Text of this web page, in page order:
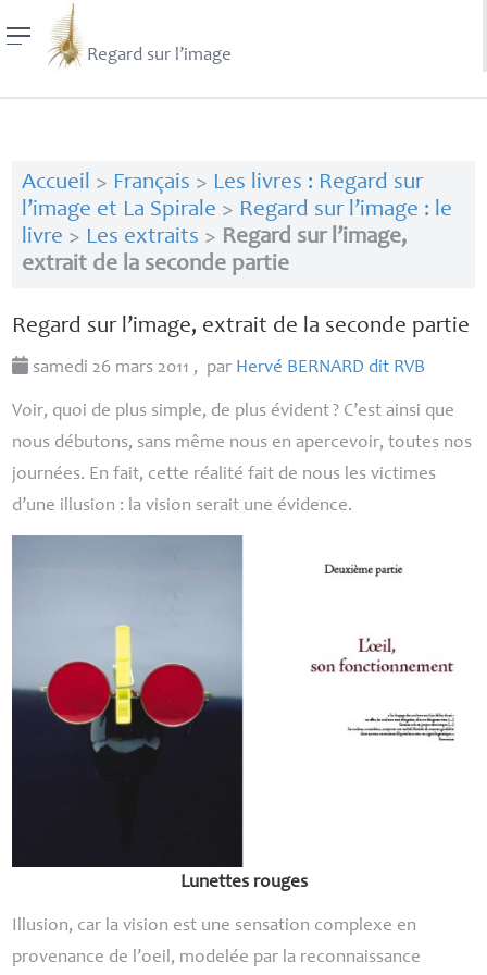
Regard sur l’image
Accueil > Français > Les livres : Regard sur
l’image et La Spirale > Regard sur l’image : le
livre > Les extraits > Regard sur l’image,
extrait de la seconde partie
Regard sur l’image, extrait de la seconde partie
samedi 26 mars 2011 , par Hervé BERNARD dit RVB
Voir, quoi de plus simple, de plus évident ? C’est ainsi que
nous débutons, sans même nous en apercevoir, toutes nos
journées. En fait, cette réalité fait de nous les victimes
d’une illusion : la vision serait une évidence.
Lunettes rouges
Illusion, car la vision est une sensation complexe en
provenance de l’oeil, modelée par la reconnaissance